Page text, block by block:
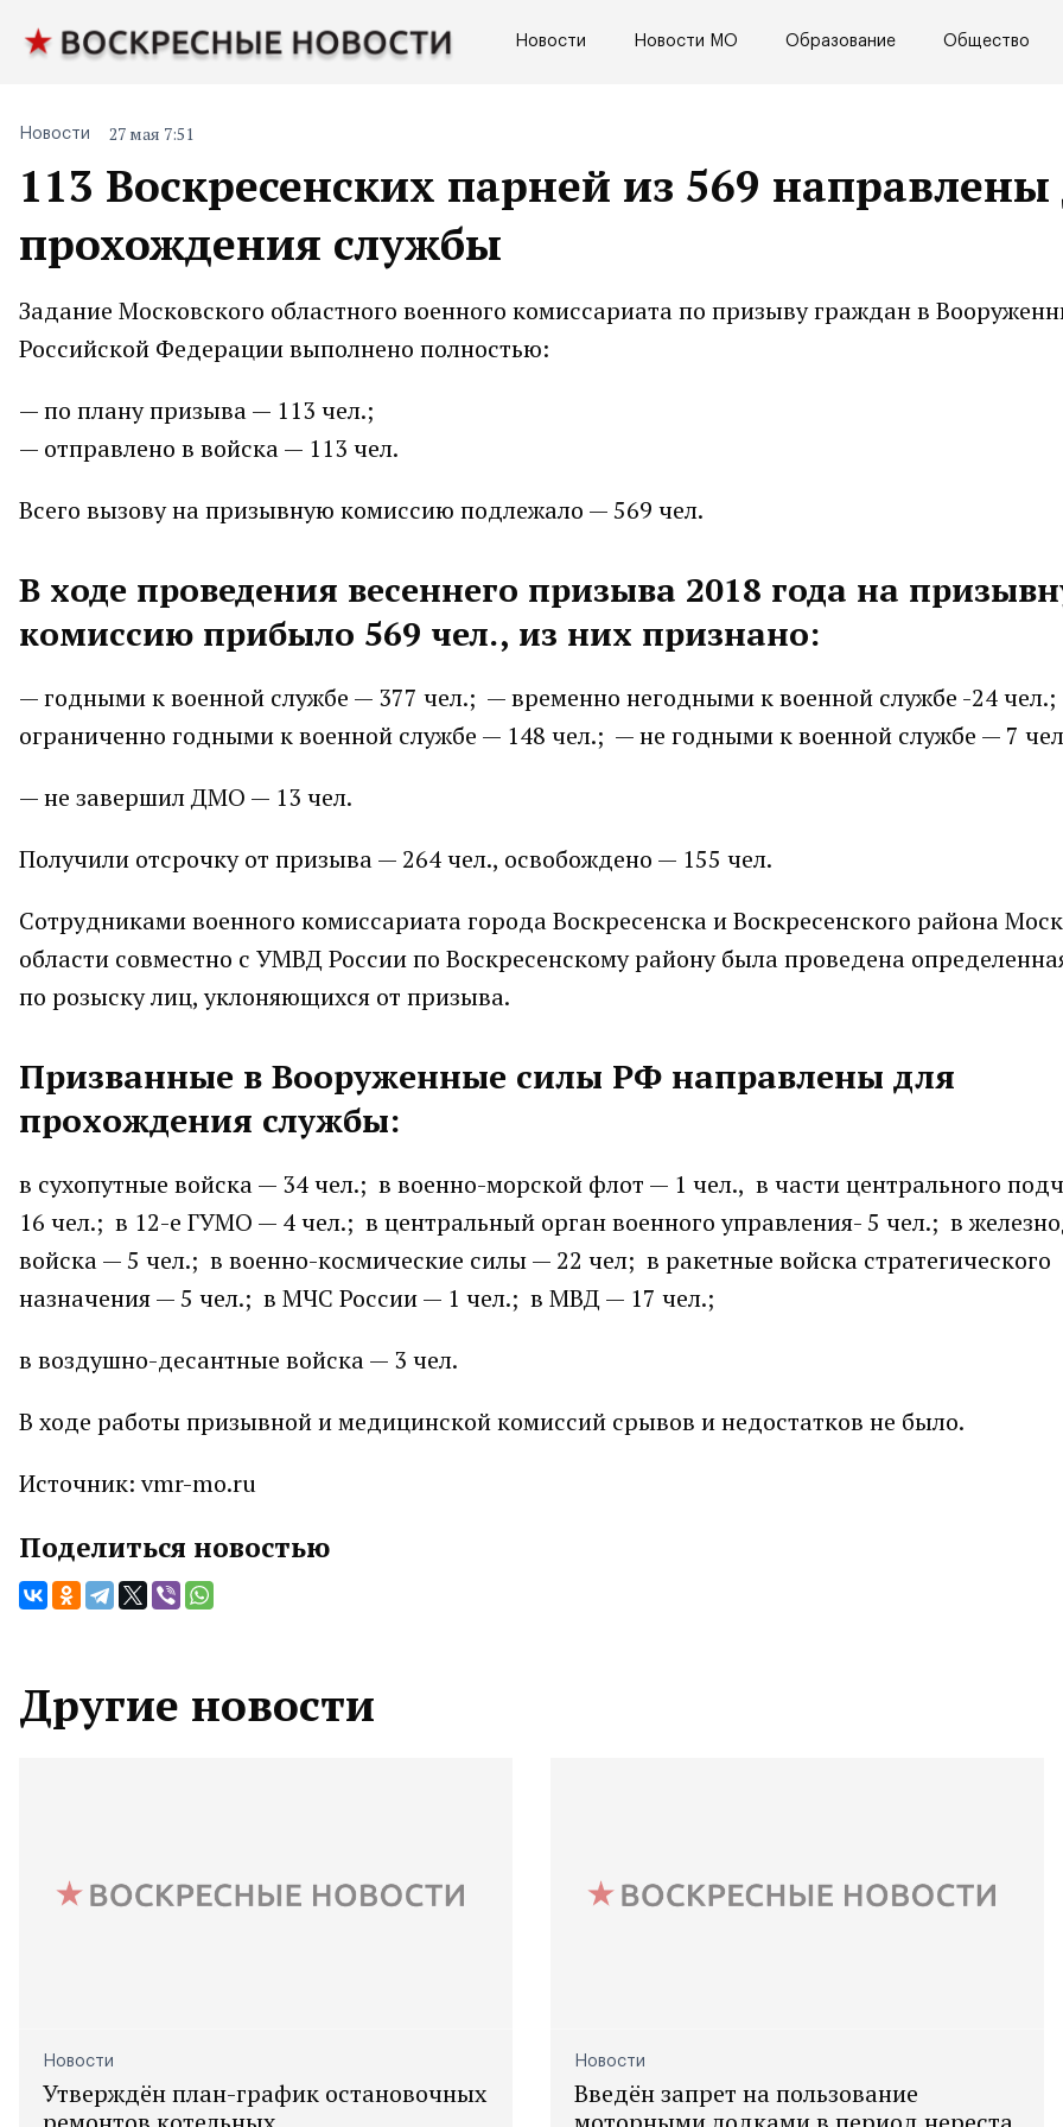
Новости Новости МО Образование Общество
113 Воскресенских парней из 569 направлены
прохождения службы
Новости 27 мая 7:51
Задание Московского областного военного комиссариата по призыву граждан в
Российской Федерации выполнено полностью:
— по плану призыва — 113 чел.;
— отправлено в войска — 113 чел.
Всего вызову на призывную комиссию подлежало — 569 чел.
В ходе проведения весеннего призыва 2018 года на
комиссию прибыло 569 чел., из них признано:
— годными к военной службе — 377 чел.; — временно негодными к военной службе -24
ограниченно годными к военной службе — 148 чел.; — не годными к военной службе — 7
— не завершил ДМО — 13 чел.
Получили отсрочку от призыва — 264 чел., освобождено — 155 чел.
Сотрудниками военного комиссариата города Воскресенска и Воскресенского района
области совместно с УМВД России по Воскресенскому району была проведена
по розыску лиц, уклоняющихся от призыва.
Призванные в Вооруженные силы РФ направлены для
прохождения службы:
в сухопутные войска — 34 чел.; в военно-морской флот — 1 чел., в части центрального
16 чел.; в 12-е ГУМО — 4 чел.; в центральный орган военного управления- 5 чел.; в
войска — 5 чел.; в военно-космические силы — 22 чел; в ракетные войска стратегического
назначения — 5 чел.; в МЧС России — 1 чел.; в МВД — 17 чел.;
в воздушно-десантные войска — 3 чел.
В ходе работы призывной и медицинской комиссий срывов и недостатков не было.
Источник: vmr-mo.ru
Поделиться новостью
Другие новости
Новости
Утверждён план-график остановочных
Новости
Введён запрет на пользование